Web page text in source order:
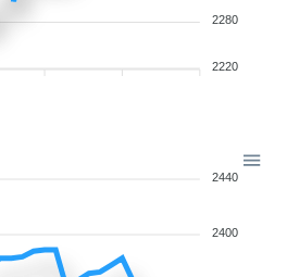
2280
2220
2440
2400